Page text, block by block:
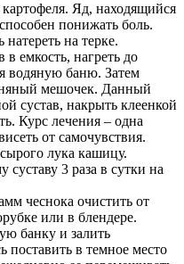
Яд, находящийся
понижать боль.
на терке.
емкость, нагреть до
водяную баню. Затем
мешочек. Данный
сустав, накрыть клеенкой
Курс лечения – одна
от самочувствия.
лука кашицу.
3 раза в сутки на
чеснока очистить от
или в блендере.
банку и залить
поставить в темное место